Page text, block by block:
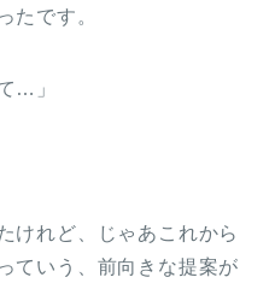
たです。
…」
けれど、じゃあこれから
ていう、前向きな提案が